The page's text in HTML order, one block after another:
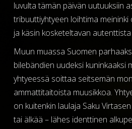
luvulta tämän päivän uutuuksiin
tribuuttiyhtyeen loihtima meininki
ja käsin kosketeltavan autenttista
Muun muassa Suomen
bilebändien uudeksi kuninkaaksi
yhtyeessä soittaa seitsemän
ammattitaitoista muusikkoa.
on kuitenkin laulaja Saku
tai älkää – lähes identtinen